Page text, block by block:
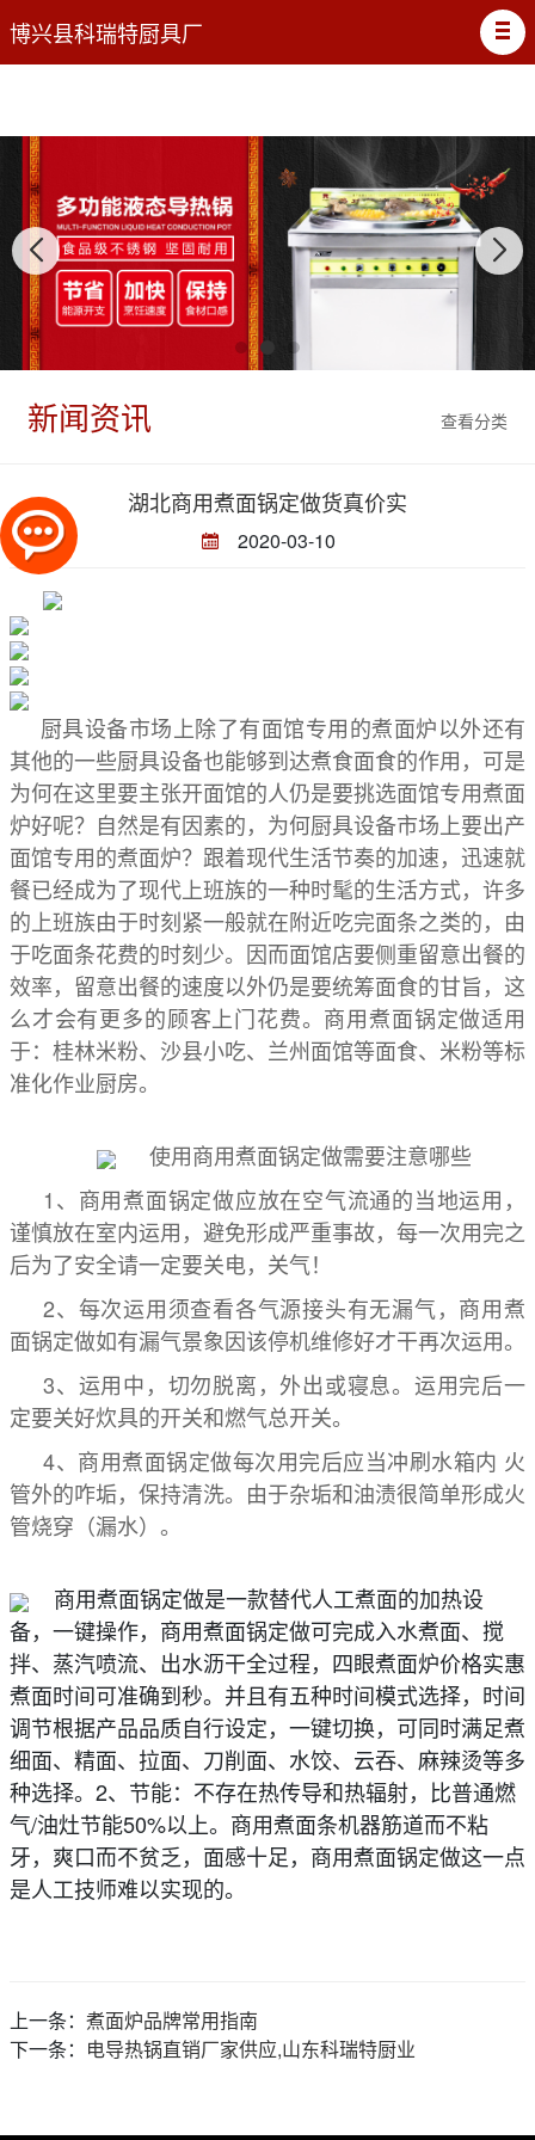
博兴县科瑞特厨具厂
查看分类
新闻资讯
湖北商用煮面锅定做货真价实
2020-03-10
厨具设备市场上除了有面馆专用的煮面炉以外还有
其他的一些厨具设备也能够到达煮食面食的作用，可是
为何在这里要主张开面馆的人仍是要挑选面馆专用煮面
炉好呢？自然是有因素的，为何厨具设备市场上要出产
面馆专用的煮面炉？跟着现代生活节奏的加速，迅速就
餐已经成为了现代上班族的一种时髦的生活方式，许多
的上班族由于时刻紧一般就在附近吃完面条之类的，由
于吃面条花费的时刻少。因而面馆店要侧重留意出餐的
效率，留意出餐的速度以外仍是要统筹面食的甘旨，这
么才会有更多的顾客上门花费。商用煮面锅定做适用
于：桂林米粉、沙县小吃、兰州面馆等面食、米粉等标
准化作业厨房。
使用商用煮面锅定做需要注意哪些
1、商用煮面锅定做应放在空气流通的当地运用，
谨慎放在室内运用，避免形成严重事故，每一次用完之
后为了安全请一定要关电，关气！
2、每次运用须查看各气源接头有无漏气，商用煮
面锅定做如有漏气景象因该停机维修好才干再次运用。
3、运用中，切勿脱离，外出或寝息。运用完后一
定要关好炊具的开关和燃气总开关。
4、商用煮面锅定做每次用完后应当冲刷水箱内 火
管外的咋垢，保持清洗。由于杂垢和油渍很简单形成火
管烧穿（漏水）。
商用煮面锅定做是一款替代人工煮面的加热设
备，一键操作，商用煮面锅定做可完成入水煮面、搅
拌、蒸汽喷流、出水沥干全过程，四眼煮面炉价格实惠
煮面时间可准确到秒。并且有五种时间模式选择，时间
调节根据产品品质自行设定，一键切换，可同时满足煮
细面、精面、拉面、刀削面、水饺、云吞、麻辣烫等多
种选择。2、节能：不存在热传导和热辐射，比普通燃
气/油灶节能50%以上。商用煮面条机器筋道而不粘
牙，爽口而不贫乏，面感十足，商用煮面锅定做这一点
是人工技师难以实现的。
上一条： 煮面炉品牌常用指南
下一条： 电导热锅直销厂家供应,山东科瑞特厨业